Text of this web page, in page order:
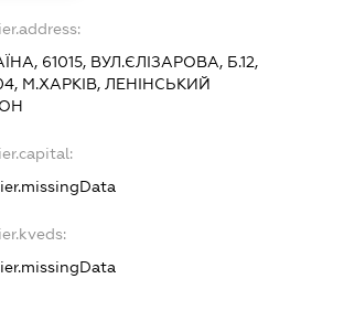
61015, ВУЛ.ЄЛІЗАРОВА, Б.12,
М.ХАРКІВ, ЛЕНІНСЬКИЙ